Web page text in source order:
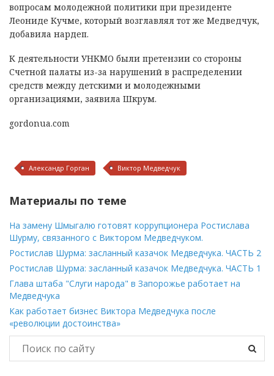
вопросам молодежной политики при президенте
Леониде Кучме, который возглавлял тот же Медведчук,
добавила нардеп.
К деятельности УНКМО были претензии со стороны
Счетной палаты из-за нарушений в распределении
средств между детскими и молодежными
организациями, заявила Шкрум.
gordonua.com
Александр Горган Виктор Медведчук
Материалы по теме
На замену Шмыгалю готовят коррупционера Ростислава
Шурму, связанного с Виктором Медведчуком.
Ростислав Шурма: засланный казачок Медведчука. ЧАСТЬ 2
Ростислав Шурма: засланный казачок Медведчука. ЧАСТЬ 1
Глава штаба "Слуги народа" в Запорожье работает на
Медведчука
Как работает бизнес Виктора Медведчука после
«революции достоинства»